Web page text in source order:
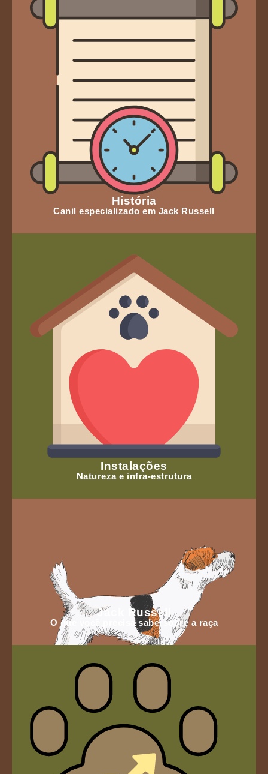
História
Canil especializado em Jack Russell
Instalações
Natureza e infra-estrutura
Jack Russell
O que você precisa sabersobre a raça